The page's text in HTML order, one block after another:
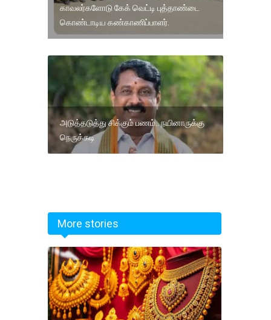
காவலர்களோடு கேக் வெட்டி புத்தாண்டை
கொண்டாடிய கண்காணிப்பாளர்.
அடுத்தடுத்து சிக்கும் பணம்.. நயினாருக்கு
நெருக்கடி
More stories